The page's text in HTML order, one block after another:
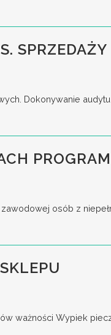
Dokonywanie
osób z
ważności Wypiek